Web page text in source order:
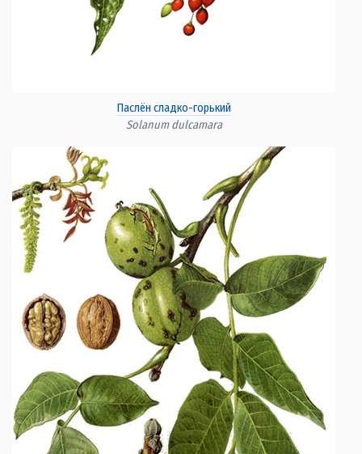
Паслён сладко-горький
Solanum dulcamara